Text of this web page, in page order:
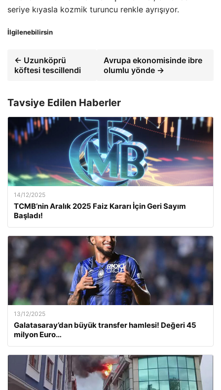
seriye kıyasla kozmik turuncu renkle ayrışıyor.
İlgilenebilirsin
← Uzunköprü
köftesi tescillendi
Avrupa ekonomisinde ibre
olumlu yönde →
Tavsiye Edilen Haberler
14/12/2025
TCMB’nin Aralık 2025 Faiz Kararı İçin Geri Sayım
Başladı!
13/12/2025
Galatasaray’dan büyük transfer hamlesi! Değeri 45
milyon Euro…